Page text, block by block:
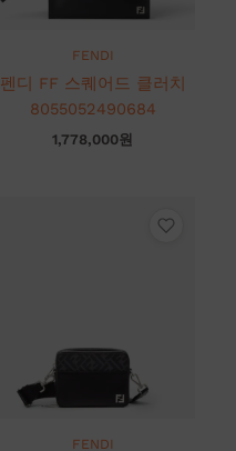
FENDI
펜디 FF 스퀘어드 클러치
8055052490684
1,778,000원
FENDI